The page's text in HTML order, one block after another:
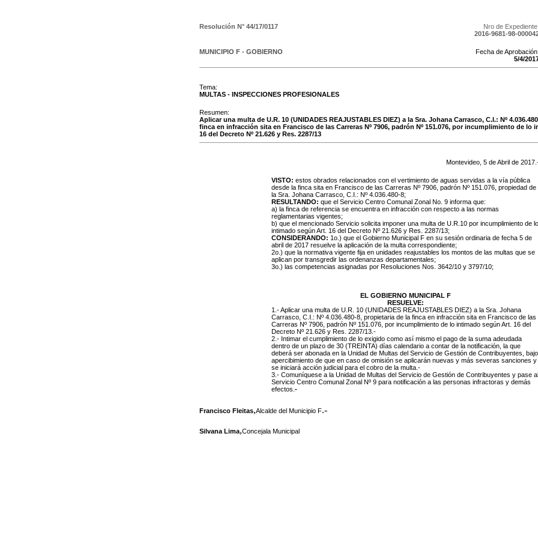
Resolución N° 44/17/0117
Nro de
2016-9681-98-
MUNICIPIO F - GOBIERNO
Fecha de
5/4/
Tema:
MULTAS - INSPECCIONES PROFESIONALES
Resumen:
Aplicar una multa de U.R. 10 (UNIDADES REAJUSTABLES DIEZ) a la Sra. Johana Carrasco, C.I.: Nº
finca en infracción sita en Francisco de las Carreras Nº 7906, padrón Nº 151.076, por incumplimiento de lo
16 del Decreto Nº 21.626 y Res. 2287/13
Montevideo, 5 deAbril de 2017
VISTO: estos obrados relacionados con el vertimiento de aguas servidas a la vía pública
desde la finca sita en Francisco de las Carreras Nº 7906, padrón Nº 151.076, propiedad de
la Sra. Johana Carrasco, C.I.: Nº 4.036.480-8;
RESULTANDO: que el Servicio Centro Comunal Zonal No. 9 informa que:
a) la finca de referencia se encuentra en infracción con respecto a las normas
reglamentarias vigentes;
b) que el mencionado Servicio solicita imponer una multa de U.R.10 por incumplimiento de lo
intimado según Art. 16 del Decreto Nº 21.626 y Res. 2287/13;
CONSIDERANDO: 1o.) que el Gobierno Municipal F en su sesión ordinaria de fecha 5 de
abril de 2017 resuelve la aplicación de la multa correspondiente;
2o.) que la normativa vigente fija en unidades reajustables los montos de las multas que se
aplican por transgredir las ordenanzas departamentales;
3o.) las competencias asignadas por Resoluciones Nos. 3642/10 y 3797/10;
EL GOBIERNO MUNICIPAL F
RESUELVE:
1.- Aplicar una multa de U.R. 10 (UNIDADES REAJUSTABLES DIEZ) a la Sra. Johana
Carrasco, C.I.: Nº 4.036.480-8, propietaria de la finca en infracción sita en Francisco de las
Carreras Nº 7906, padrón Nº 151.076, por incumplimiento de lo intimado según Art. 16 del
Decreto Nº 21.626 y Res. 2287/13.-
2.- Intimar el cumplimiento de lo exigido como así mismo el pago de la suma adeudada
dentro de un plazo de 30 (TREINTA) días calendario a contar de la notificación, la que
deberá ser abonada en la Unidad de Multas del Servicio de Gestión de Contribuyentes, bajo
apercibimiento de que en caso de omisión se aplicarán nuevas y más severas sanciones y
se iniciará acción judicial para el cobro de la multa.-
3.- Comuníquese a la Unidad de Multas del Servicio de Gestión de Contribuyentes y pase al
Servicio Centro Comunal Zonal Nº 9 para notificación a las personas infractoras y demás
efectos. -
Francisco Fleitas,Alcalde del Municipio F.-
Silvana Lima,Concejala Municipal